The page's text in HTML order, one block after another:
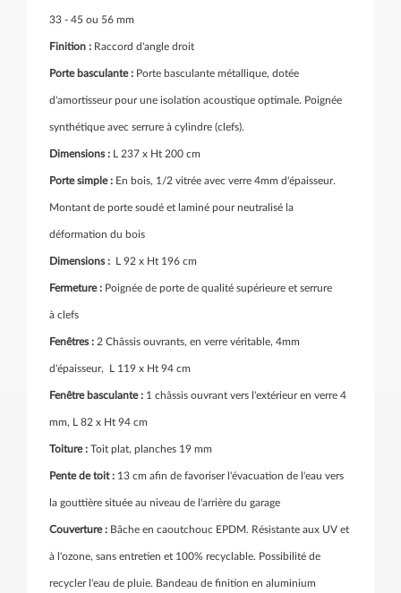
33 - 45 ou 56 mm
Finition : Raccord d'angle droit
Porte basculante : Porte basculante métallique, dotée
d'amortisseur pour une isolation acoustique optimale. Poignée
synthétique avec serrure à cylindre (clefs).
Dimensions : L 237 x Ht 200 cm
Porte simple : En bois, 1/2 vitrée avec verre 4mm d'épaisseur.
Montant de porte soudé et laminé pour neutralisé la
déformation du bois
Dimensions : L 92 x Ht 196 cm
Fermeture : Poignée de porte de qualité supérieure et serrure
à clefs
Fenêtres : 2 Châssis ouvrants, en verre véritable, 4mm
d'épaisseur, L 119 x Ht 94 cm
Fenêtre basculante : 1 châssis ouvrant vers l'extérieur en verre 4
mm, L 82 x Ht 94 cm
Toiture : Toit plat, planches 19 mm
Pente de toit : 13 cm afin de favoriser l'évacuation de l'eau vers
la gouttière située au niveau de l'arrière du garage
Couverture : Bâche en caoutchouc EPDM. Résistante aux UV et
à l'ozone, sans entretien et 100% recyclable. Possibilité de
recycler l'eau de pluie. Bandeau de finition en aluminium